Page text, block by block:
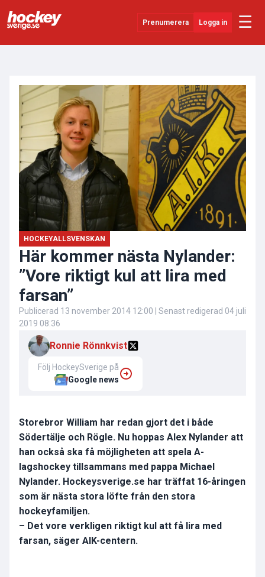
Prenumerera Logga in ☰
SHL
Evenemang
Övrigt
HOCKEYALLSVENSKAN
Här kommer nästa Nylander:
”Vore riktigt kul att lira med
farsan”
Publicerad 13 november 2014 12:00 | Senast redigerad 04 juli
2019 08:36
Ronnie Rönnkvist
Följ HockeySverige på
Google news
Storebror William har redan gjort det i både
Södertälje och Rögle. Nu hoppas Alex Nylander att
han också ska få möjligheten att spela A-
lagshockey tillsammans med pappa Michael
Nylander. Hockeysverige.se har träffat 16-åringen
som är nästa stora löfte från den stora
hockeyfamiljen.
– Det vore verkligen riktigt kul att få lira med
farsan, säger AIK-centern.